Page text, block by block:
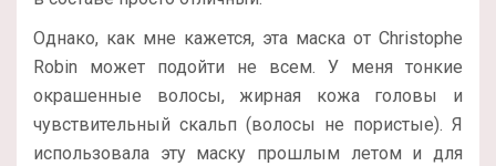
Однако, как мне кажется, эта маска от Christophe
Robin может подойти не всем. У меня тонкие
окрашенные волосы, жирная кожа головы и
чувствительный скальп (волосы не пористые). Я
использовала эту маску прошлым летом и для